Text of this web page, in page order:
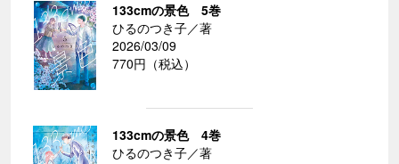
133cmの景色 5巻
ひるのつき子／著
2026/03/09
770円（税込）
133cmの景色 4巻
ひるのつき子／著